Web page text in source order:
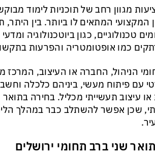
מגוון רחב של תוכניות לימוד
המקצועי המתאים לו ביותר. בין
טכנולוגיים, כגון ביוטכנולוגיה
כמו אופטומטריה והפרעות
הניהול, החברה או העיצוב, המרכז
עם פיתוח מעשי, ביניהם כלכלה
או עיצוב תעשייתי מכליל. בחירה
שכן אפשר להשתלב כבר במהלך
שני ברב תחומי ירושלים